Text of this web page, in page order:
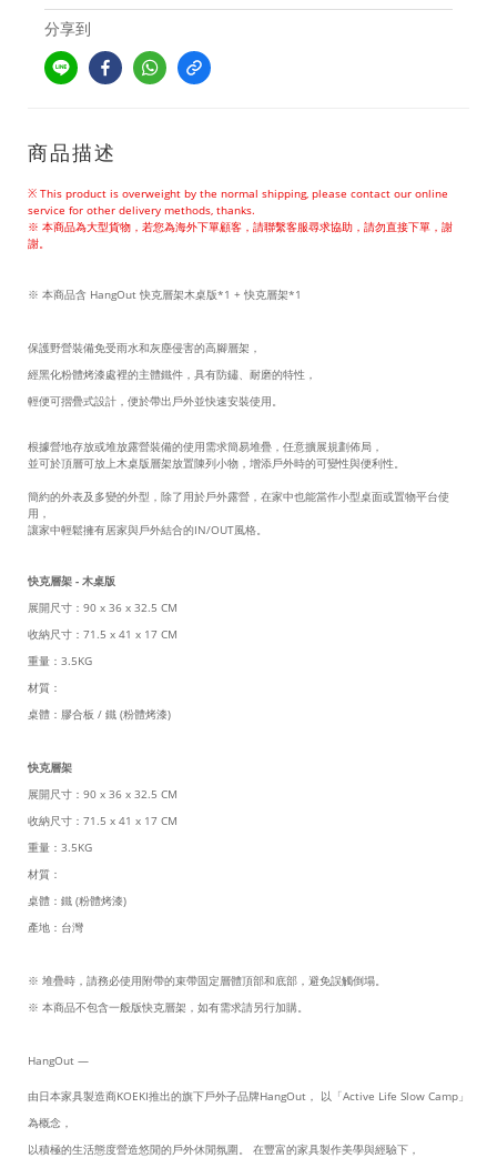
分享到
商品描述
※ This product is overweight by the normal shipping, please contact our online
service for other delivery methods, thanks.
※ 本商品為大型貨物，若您為海外下單顧客，請聯繫客服尋求協助，請勿直接下單，謝
謝。
※ 本商品含 HangOut 快克層架木桌版*1 + 快克層架*1
保護野營裝備免受雨水和灰塵侵害的高腳層架，
經黑化粉體烤漆處裡的主體鐵件，具有防鏽、耐磨的特性，
輕便可摺疊式設計，便於帶出戶外並快速安裝使用。
根據營地存放或堆放露營裝備的使用需求簡易堆疊，任意擴展規劃佈局，
並可於頂層可放上木桌版層架放置陳列小物，增添戶外時的可變性與便利性。
簡約的外表及多變的外型，除了用於戶外露營，在家中也能當作小型桌面或置物平台使
用，
讓家中輕鬆擁有居家與戶外結合的IN/OUT風格。
快克層架 - 木桌版
展開尺寸：90 x 36 x 32.5 CM
收納尺寸：71.5 x 41 x 17 CM
重量：3.5KG
材質：
桌體：膠合板 / 鐵 (粉體烤漆)
快克層架
展開尺寸：90 x 36 x 32.5 CM
收納尺寸：71.5 x 41 x 17 CM
重量：3.5KG
材質：
桌體：鐵 (粉體烤漆)
產地：台灣
※ 堆疊時，請務必使用附帶的束帶固定層體頂部和底部，避免誤觸倒塌。
※ 本商品不包含一般版快克層架，如有需求請另行加購。
HangOut —
由日本家具製造商KOEKI推出的旗下戶外子品牌HangOut， 以「Active Life Slow Camp」
為概念，
以積極的生活態度營造悠閒的戶外休閒氛圍。 在豐富的家具製作美學與經驗下，